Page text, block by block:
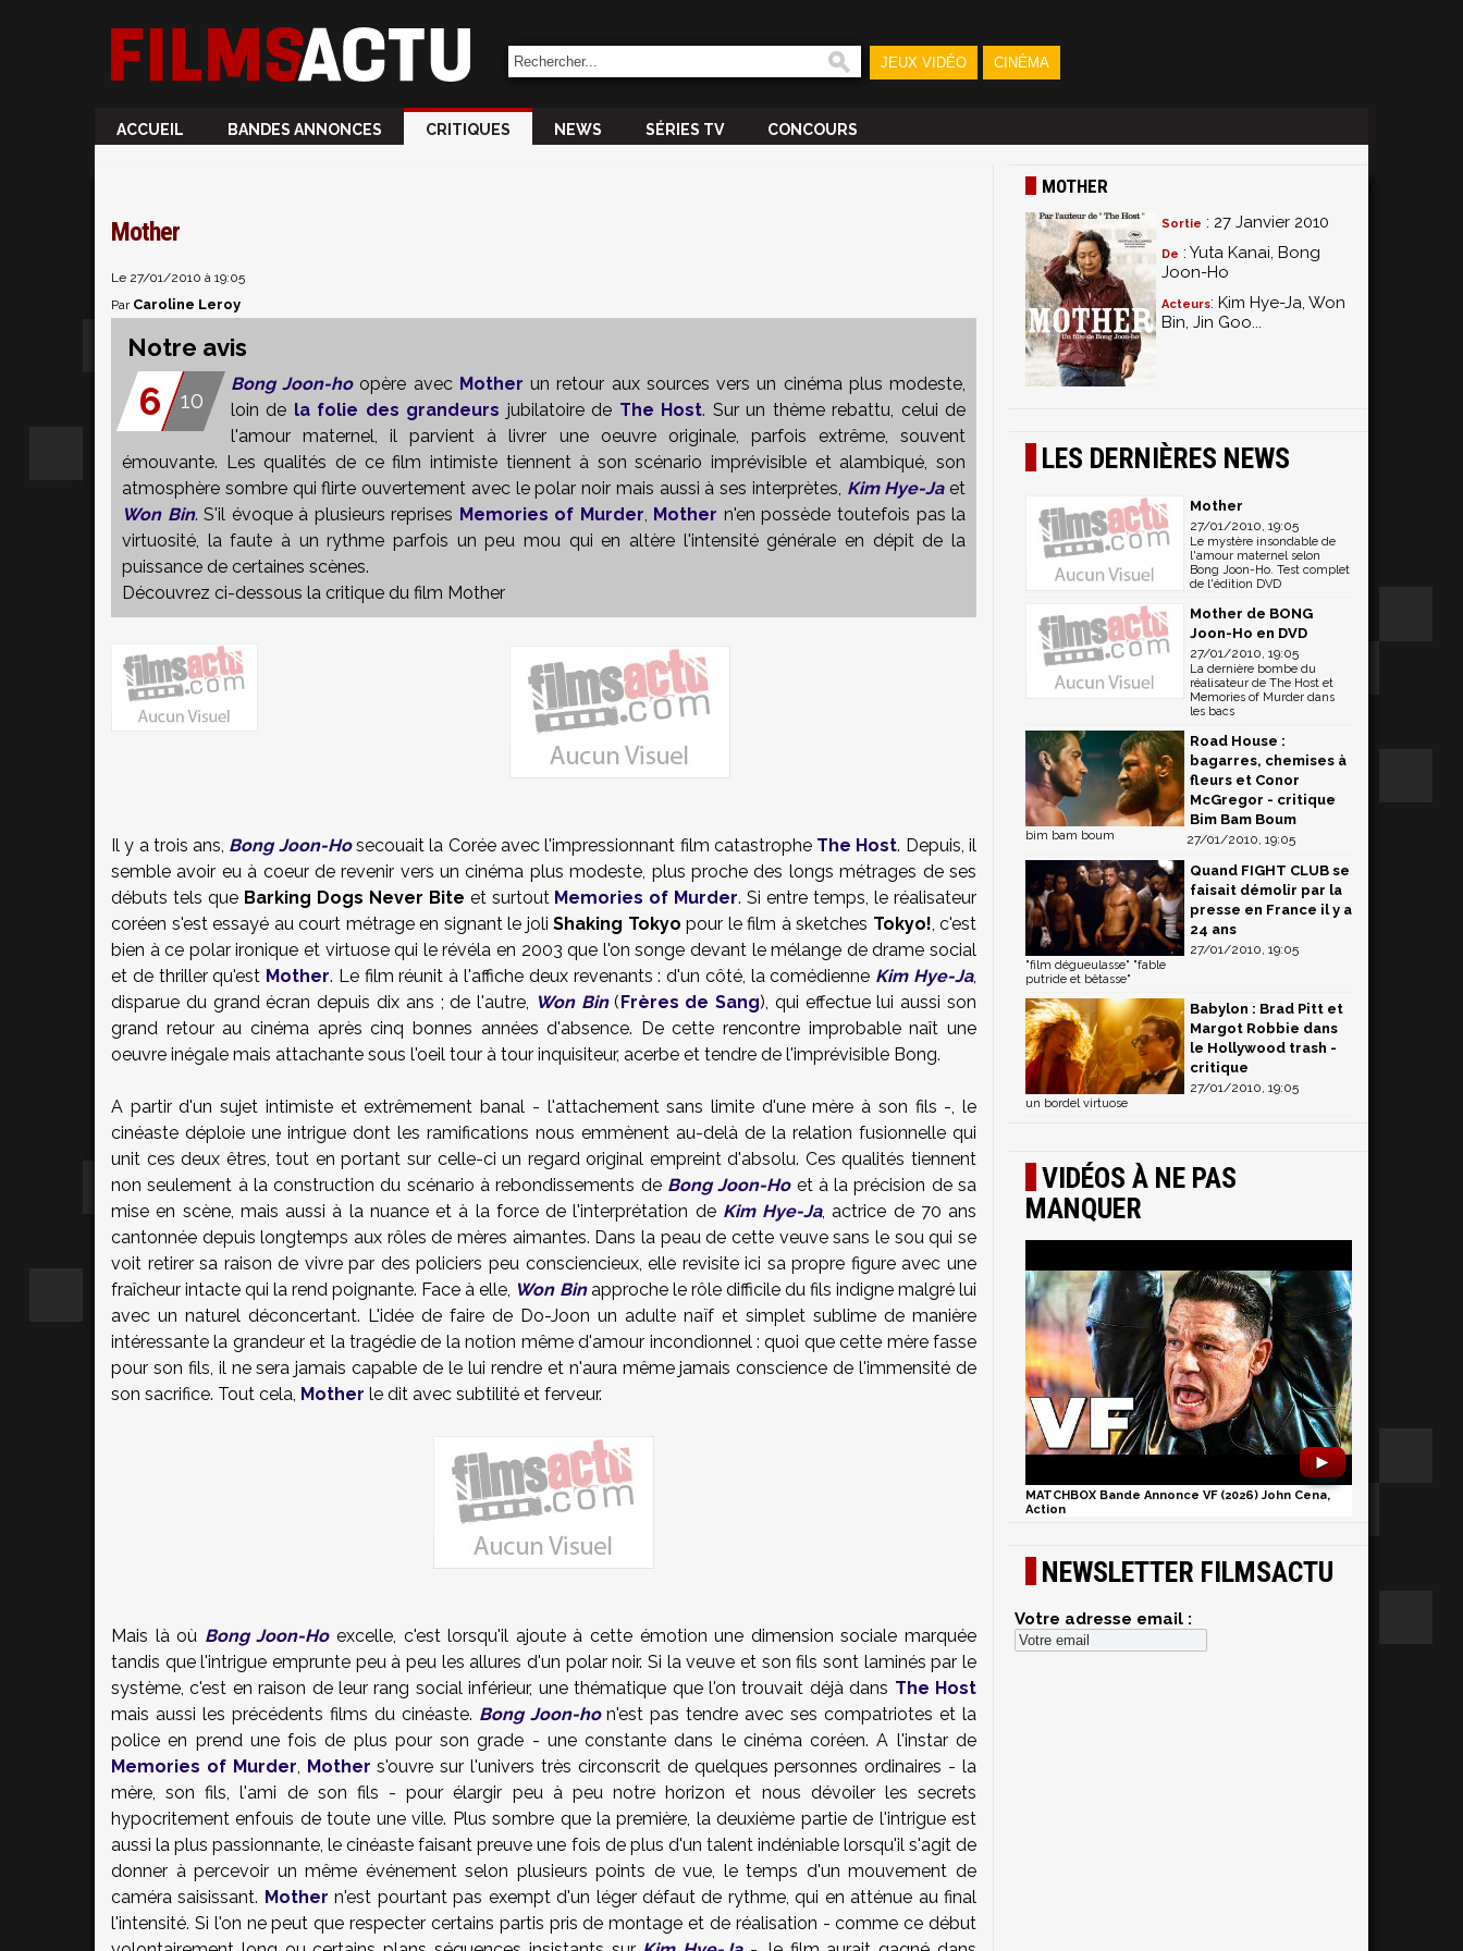
JEUX VIDÉO CINÉMA
ACCUEIL BANDES ANNONCES CRITIQUES NEWS SÉRIES TV CONCOURS
Mother
Le 27/01/2010 à 19:05
Par Caroline Leroy
Notre avis
6 10
Bong Joon-hoopère avec Mother un retour aux sources vers un cinéma plus modeste,
loin de la folie des grandeurs jubilatoire de The Host. Sur un thème rebattu, celui de
l'amour maternel, il parvient à livrer une oeuvre originale, parfois extrême, souvent
émouvante. Les qualités de ce film intimiste tiennent à son scénario imprévisible et alambiqué, son
atmosphère sombre qui flirte ouvertement avec le polar noir mais aussi à ses interprètes, Kim Hye-Jaet
Won Bin. S'il évoque à plusieurs reprises Memories of Murder, Mother n'en possède toutefois pas la
virtuosité, la faute à un rythme parfois un peu mou qui en altère l'intensité générale en dépit de la
puissance de certaines scènes.
Découvrez ci-dessous la critique du film Mother
Il y a trois ans, Bong Joon-Hosecouait la Corée avec l'impressionnant film catastrophe The Host. Depuis, il
semble avoir eu à coeur de revenir vers un cinéma plus modeste, plus proche des longs métrages de ses
débuts tels que Barking Dogs Never Bite et surtout Memories of Murder. Si entre temps, le réalisateur
coréen s'est essayé au court métrage en signant le joli Shaking Tokyo pour le film à sketches Tokyo!, c'est
bien à ce polar ironique et virtuose qui le révéla en 2003 que l'on songe devant le mélange de drame social
et de thriller qu'est Mother. Le film réunit à l'affiche deux revenants : d'un côté, la comédienne Kim Hye-Ja,
disparue du grand écran depuis dix ans ; de l'autre, Won Bin(Frères de Sang), qui effectue lui aussi son
grand retour au cinéma après cinq bonnes années d'absence. De cette rencontre improbable naît une
oeuvre inégale mais attachante sous l'oeil tour à tour inquisiteur, acerbe et tendre de l'imprévisible Bong.
A partir d'un sujet intimiste et extrêmement banal - l'attachement sans limite d'une mère à son fils -, le
cinéaste déploie une intrigue dont les ramifications nous emmènent au-delà de la relation fusionnelle qui
unit ces deux êtres, tout en portant sur celle-ci un regard original empreint d'absolu. Ces qualités tiennent
non seulement à la construction du scénario à rebondissements de Bong Joon-Hoet à la précision de sa
mise en scène, mais aussi à la nuance et à la force de l'interprétation de Kim Hye-Ja, actrice de 70 ans
cantonnée depuis longtemps aux rôles de mères aimantes. Dans la peau de cette veuve sans le sou qui se
voit retirer sa raison de vivre par des policiers peu consciencieux, elle revisite ici sa propre figure avec une
fraîcheur intacte qui la rend poignante. Face à elle, Won Binapproche le rôle difficile du fils indigne malgré lui
avec un naturel déconcertant. L'idée de faire de Do-Joon un adulte naïf et simplet sublime de manière
intéressante la grandeur et la tragédie de la notion même d'amour incondionnel : quoi que cette mère fasse
pour son fils, il ne sera jamais capable de le lui rendre et n'aura même jamais conscience de l'immensité de
son sacrifice. Tout cela, Mother le dit avec subtilité et ferveur.
Mais là où Bong Joon-Hoexcelle, c'est lorsqu'il ajoute à cette émotion une dimension sociale marquée
tandis que l'intrigue emprunte peu à peu les allures d'un polar noir. Si la veuve et son fils sont laminés par le
système, c'est en raison de leur rang social inférieur, une thématique que l'on trouvait déjà dans The Host
mais aussi les précédents films du cinéaste. Bong Joon-hon'est pas tendre avec ses compatriotes et la
police en prend une fois de plus pour son grade - une constante dans le cinéma coréen. A l'instar de
Memories of Murder, Mother s'ouvre sur l'univers très circonscrit de quelques personnes ordinaires - la
mère, son fils, l'ami de son fils - pour élargir peu à peu notre horizon et nous dévoiler les secrets
hypocritement enfouis de toute une ville. Plus sombre que la première, la deuxième partie de l'intrigue est
aussi la plus passionnante, le cinéaste faisant preuve une fois de plus d'un talent indéniable lorsqu'il s'agit de
donner à percevoir un même événement selon plusieurs points de vue, le temps d'un mouvement de
caméra saisissant. Mother n'est pourtant pas exempt d'un léger défaut de rythme, qui en atténue au final
l'intensité. Si l'on ne peut que respecter certains partis pris de montage et de réalisation - comme ce début
MOTHER
Sortie : 27 Janvier 2010
De : Yuta Kanai, Bong
Joon-Ho
Acteurs: Kim Hye-Ja, Won
Bin, Jin Goo...
LES DERNIÈRES NEWS
Mother
27/01/2010, 19:05
Le mystère insondable de
l'amour maternel selon
Bong Joon-Ho. Test complet
de l'édition DVD
Mother de BONG
Joon-Ho en DVD
27/01/2010, 19:05
La dernière bombe du
réalisateur de The Host et
Memories of Murder dans
les bacs
Road House :
bagarres, chemises à
fleurs et Conor
McGregor - critique
Bim Bam Boum
27/01/2010, 19:05
bim bam boum
Quand FIGHT CLUB se
faisait démolir par la
presse en France il y a
24 ans
27/01/2010, 19:05
"film dégueulasse" "fable
putride et bêtasse"
Babylon : Brad Pitt et
Margot Robbie dans
le Hollywood trash -
critique
27/01/2010, 19:05
un bordel virtuose
VIDÉOS À NE PAS
MANQUER
►
MATCHBOX Bande Annonce VF (2026) John Cena,
Action
NEWSLETTER FILMSACTU
Votre adresse email :